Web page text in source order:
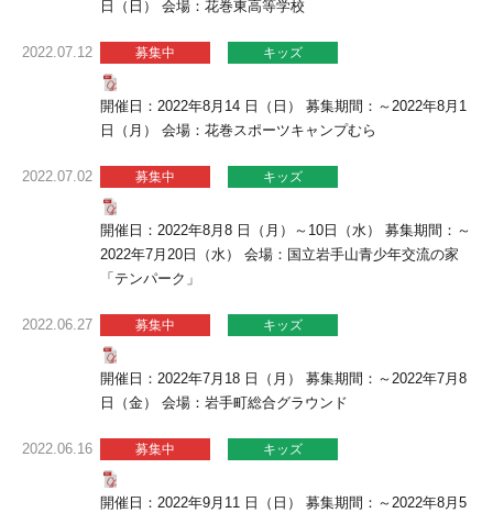
日（日） 会場：花巻東高等学校
2022.07.12 募集中 キッズ
開催日：2022年8月14 日（日） 募集期間：～2022年8月1
日（月） 会場：花巻スポーツキャンプむら
2022.07.02 募集中 キッズ
開催日：2022年8月8 日（月）～10日（水） 募集期間：～
2022年7月20日（水） 会場：国立岩手山青少年交流の家
「テンパーク」
2022.06.27 募集中 キッズ
開催日：2022年7月18 日（月） 募集期間：～2022年7月8
日（金） 会場：岩手町総合グラウンド
2022.06.16 募集中 キッズ
開催日：2022年9月11 日（日） 募集期間：～2022年8月5